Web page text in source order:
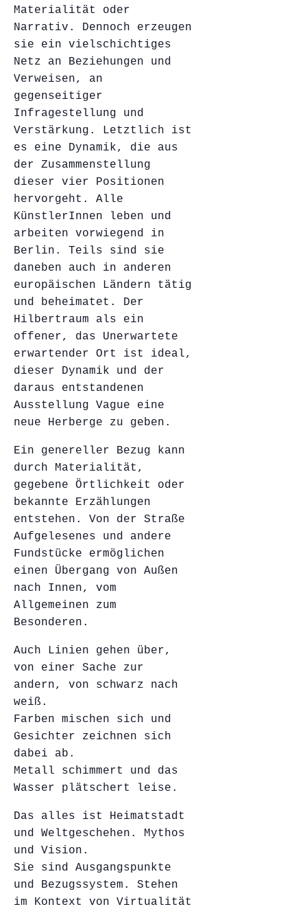
Materialität oder
Narrativ. Dennoch erzeugen
sie ein vielschichtiges
Netz an Beziehungen und
Verweisen, an
gegenseitiger
Infragestellung und
Verstärkung. Letztlich ist
es eine Dynamik, die aus
der Zusammenstellung
dieser vier Positionen
hervorgeht. Alle
KünstlerInnen leben und
arbeiten vorwiegend in
Berlin. Teils sind sie
daneben auch in anderen
europäischen Ländern tätig
und beheimatet. Der
Hilbertraum als ein
offener, das Unerwartete
erwartender Ort ist ideal,
dieser Dynamik und der
daraus entstandenen
Ausstellung Vague eine
neue Herberge zu geben.
Ein genereller Bezug kann
durch Materialität,
gegebene Örtlichkeit oder
bekannte Erzählungen
entstehen. Von der Straße
Aufgelesenes und andere
Fundstücke ermöglichen
einen Übergang von Außen
nach Innen, vom
Allgemeinen zum
Besonderen.
Auch Linien gehen über,
von einer Sache zur
andern, von schwarz nach
weiß.
Farben mischen sich und
Gesichter zeichnen sich
dabei ab.
Metall schimmert und das
Wasser plätschert leise.
Das alles ist Heimatstadt
und Weltgeschehen. Mythos
und Vision.
Sie sind Ausgangspunkte
und Bezugssystem. Stehen
im Kontext von Virtualität